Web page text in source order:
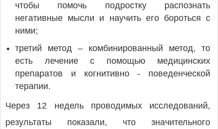
чтобы помочь подростку распознать
негативные мысли и научить его бороться с
ними;
третий метод – комбинированный метод, то
есть лечение с помощью медицинских
препаратов и когнитивно - поведенческой
терапии.
Через 12 недель проводимых исследований,
результаты показали, что значительного